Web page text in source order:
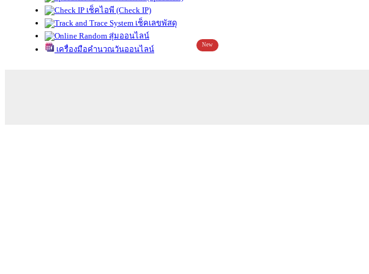
เช็คไอพี (Check IP)
เช็คเลขพัสดุ
สุ่มออนไลน์
เครื่องมือคำนวณวันออนไลน์
New